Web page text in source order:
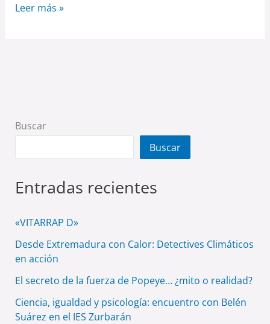
Leer más »
Buscar
Buscar
Entradas recientes
«VITARRAP D»
Desde Extremadura con Calor: Detectives Climáticos
en acción
El secreto de la fuerza de Popeye… ¿mito o realidad?
Ciencia, igualdad y psicología: encuentro con Belén
Suárez en el IES Zurbarán